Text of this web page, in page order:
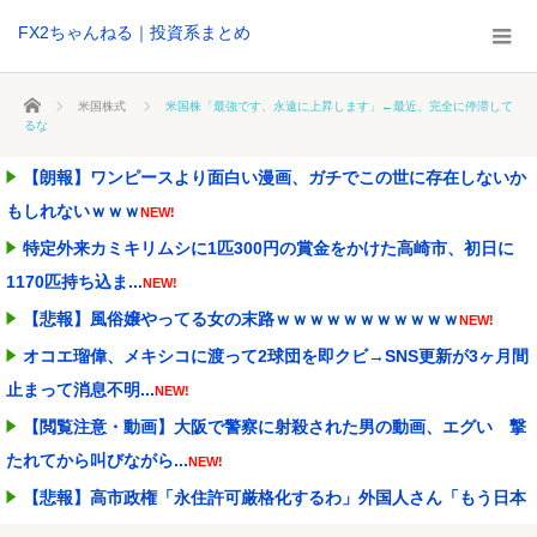
FX2ちゃんねる｜投資系まとめ
ホーム 米国株式
米国株「最強です、永遠に上昇します」←最近、完全に停滞して
るな
【朗報】ワンピースより面白い漫画、ガチでこの世に存在しないか
もしれないｗｗｗNEW!
特定外来カミキリムシに1匹300円の賞金をかけた高崎市、初日に
1170匹持ち込ま...NEW!
【悲報】風俗嬢やってる女の末路ｗｗｗｗｗｗｗｗｗｗｗNEW!
オコエ瑠偉、メキシコに渡って2球団を即クビ→SNS更新が3ヶ月間
止まって消息不明...NEW!
【閲覧注意・動画】大阪で警察に射殺された男の動画、エグい 撃
たれてから叫びながら...NEW!
【悲報】高市政権「永住許可厳格化するわ」外国人さん「もう日本